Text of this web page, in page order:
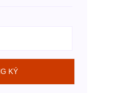
KÝ